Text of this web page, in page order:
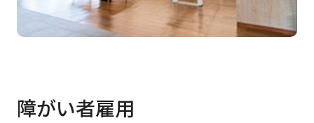
障がい者雇用